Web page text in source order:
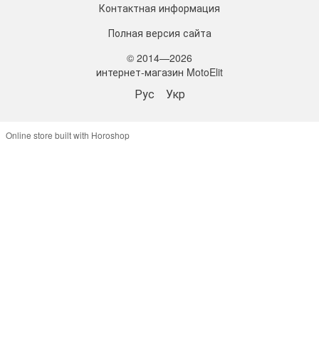
Контактная информация
Полная версия сайта
© 2014—2026
интернет-магазин MotoElit
Рус Укр
Online store built with Horoshop